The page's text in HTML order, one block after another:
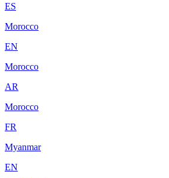
ES
Morocco
EN
Morocco
AR
Morocco
FR
Myanmar
EN